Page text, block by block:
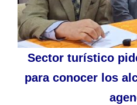
Sector turístico
para conocer los